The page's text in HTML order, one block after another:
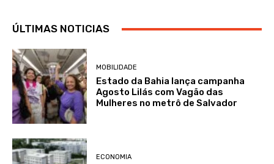
ÚLTIMAS NOTICIAS
MOBILIDADE
Estado da Bahia lança campanha
Agosto Lilás com Vagão das
Mulheres no metrô de Salvador
ECONOMIA